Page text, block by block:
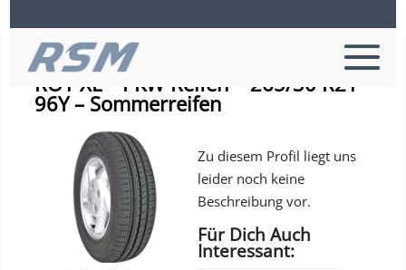
Continental SPORTCONTACT 5P
RO1 XL – PKW-Reifen – 265/30 R21
96Y – Sommerreifen
Zu diesem Profil liegt uns
leider noch keine
Beschreibung vor.
Für Dich Auch
Interessant: